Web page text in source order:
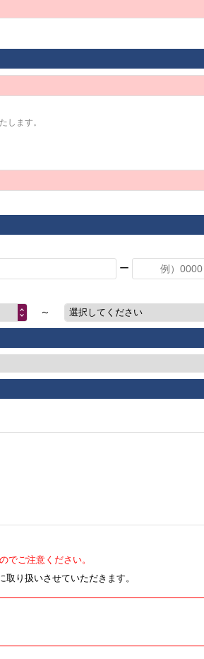
します。
ー
～ 選択してください
ご注意ください。
取り扱いさせていただきます。